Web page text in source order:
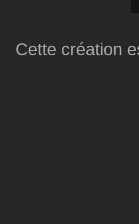
Cette création